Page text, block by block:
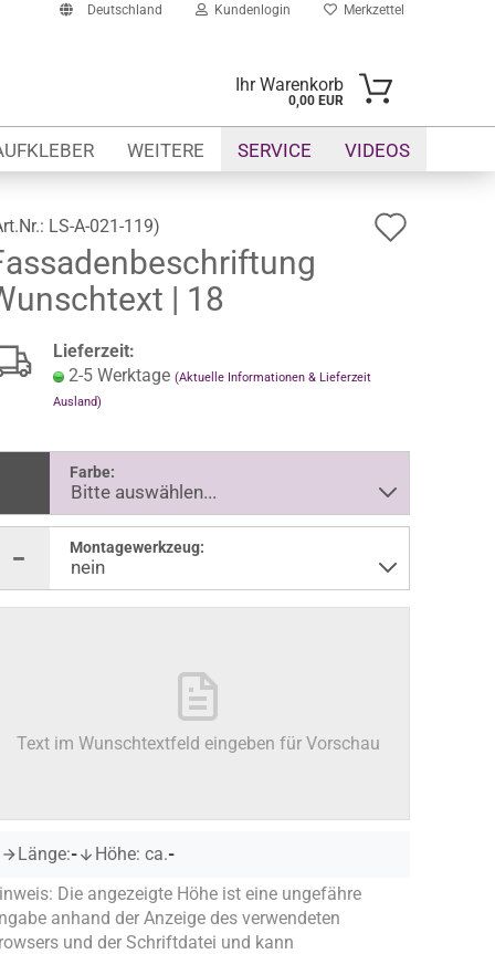
Deutschland Kundenlogin
Mail
erstellen
Merkzettel
Ihr Warenkorb
0,00 EUR
SERVICE VIDEOS
WEITERE
LS-A-021-119)
| 18
Lieferzeit:
2-5 Werktage (Aktuelle Informationen & Lieferzeit
Ausland)
Farbe:
Montagewerkzeug:
Text im Wunschtextfeld eingeben für Vorschau
Länge:- Höhe: ca.-
Die angezeigte Höhe ist eine ungefähre
anhand der Anzeige des verwendeten
und der Schriftdatei und kann